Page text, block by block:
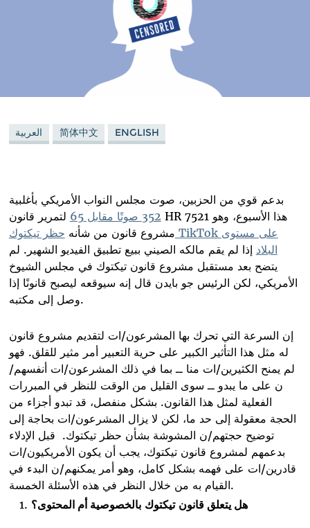
العربية 简体中文 ENGLISH
بدعم قوي من الحزبين، صوت مجلس النواب الأمريكي بأغلبية
352 صوتًا مقابل 65
لتمرير قانون HR 7521 هذا الأسبوع، وهو
مشروع قانون من شأنه حظر تيكتوك TikTok على مستوى
البلاد إذا لم يقم مالكه الصيني ببيع تطبيق الفيديو الشهير. لم
يتضح بعد مستقبل مشروع قانون تيكتوك في مجلس الشيوخ
الأمريكي، لكن الرئيس جو بايدن قال إنه سيوقعه ليصبح قانونًا إذا
وصل إلى مكتبه.
إن السرعة التي تحرك بها المشرعون/ات لتقديم مشروع قانون
له مثل هذا التأثير الكبير على حرية التعبير أمر مثير للقلق. فهو
لم يمنح الكثيرين/ات منا ــ بما في ذلك المشرعون/ات أنفسهم/
ن على ما يبدو ــ سوى القليل من الوقت للنظر في المبررات
الفعلية لمثل هذا القانون. بشكل منفصل، قد تبدو أجزاء من
الحجة معقولة إلى حد ما، لكن لا يزال المشرعون/ات بحاجة إلى
توضيح حجتهم/ن المشوشة بشأن حظر تيكتوك. قبل الإدلاء
بدعمهم لمشروع قانون تيكتوك، يجب أن يكون الأمريكيون/ات
قادرين/ات على فهمه بشكل كامل، وهو أمر يمكنهم/ن البدء في
القيام به من خلال النظر في هذه الأسئلة الخمسة.
هل يتعلق قانون تيكتوك بالخصوصية أم المحتوى؟